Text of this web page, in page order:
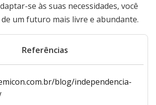
se às suas necessidades, você
um futuro mais livre e abundante.
Referências
blog/independencia-